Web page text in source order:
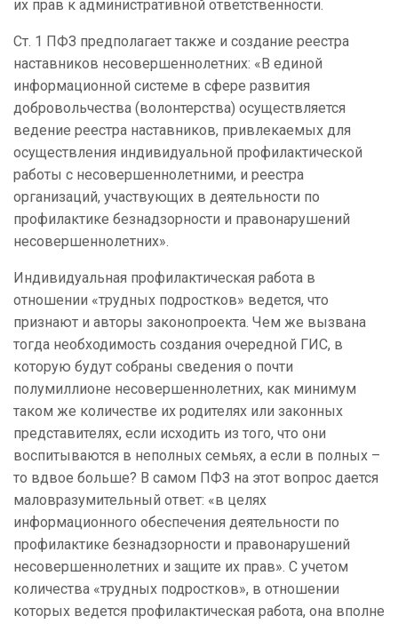
их прав к административной ответственности.
Ст. 1 ПФЗ предполагает также и создание реестра
наставников несовершеннолетних: «В единой
информационной системе в сфере развития
добровольчества (волонтерства) осуществляется
ведение реестра наставников, привлекаемых для
осуществления индивидуальной профилактической
работы с несовершеннолетними, и реестра
организаций, участвующих в деятельности по
профилактике безнадзорности и правонарушений
несовершеннолетних».
Индивидуальная профилактическая работа в
отношении «трудных подростков» ведется, что
признают и авторы законопроекта. Чем же вызвана
тогда необходимость создания очередной ГИС, в
которую будут собраны сведения о почти
полумиллионе несовершеннолетних, как минимум
таком же количестве их родителях или законных
представителях, если исходить из того, что они
воспитываются в неполных семьях, а если в полных –
то вдвое больше? В самом ПФЗ на этот вопрос дается
маловразумительный ответ: «в целях
информационного обеспечения деятельности по
профилактике безнадзорности и правонарушений
несовершеннолетних и защите их прав». С учетом
количества «трудных подростков», в отношении
которых ведется профилактическая работа, она вполне